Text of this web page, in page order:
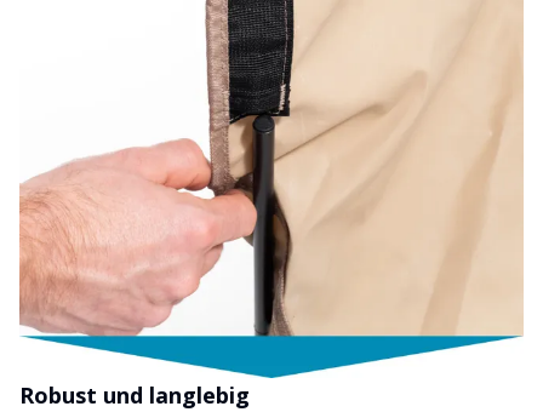
Robust und langlebig